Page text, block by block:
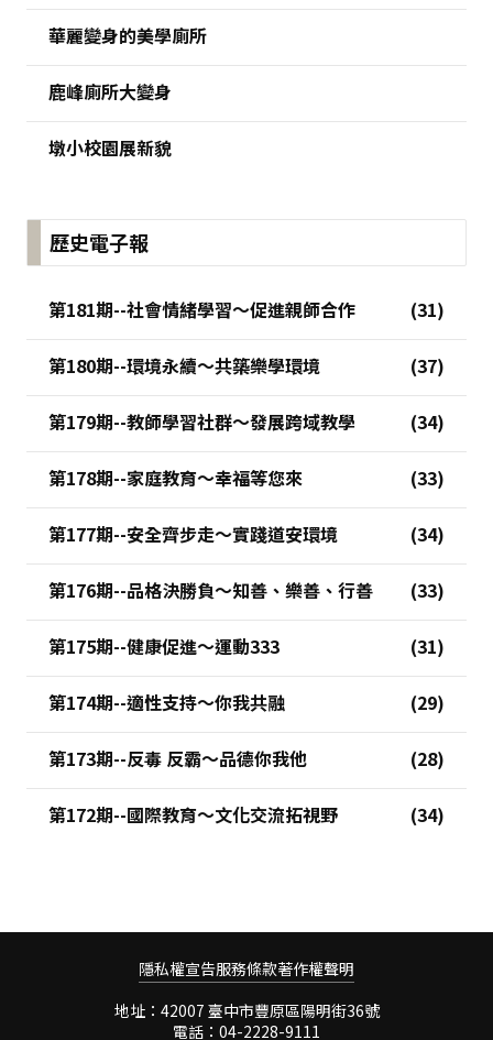
華麗變身的美學廁所
鹿峰廁所大變身
墩小校園展新貌
歷史電子報
第181期--社會情緒學習～促進親師合作
第180期--環境永續～共築樂學環境
第179期--教師學習社群～發展跨域教學
第178期--家庭教育～幸福等您來
第177期--安全齊步走～實踐道安環境
第176期--品格決勝負～知善、樂善、行善
第175期--健康促進～運動333
第174期--適性支持～你我共融
第173期--反毒 反霸～品德你我他
第172期--國際教育～文化交流拓視野
隱私權宣告服務條款著作權聲明
地址：42007 臺中市豐原區陽明街36號
電話：04-2228-9111